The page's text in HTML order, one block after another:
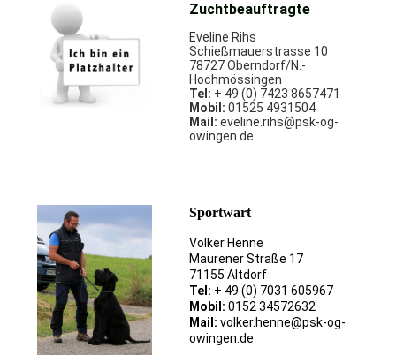
Zuchtbeauftragte
Eveline Rihs
Schießmauerstrasse 10
78727 Oberndorf/N.-
Hochmössingen
Tel: + 49 (0) 7423 8657471
Mobil: 01525 4931504
Mail: eveline.rihs@psk-og-
owingen.de
Sportwart
Volker Henne
Maurener Straße 17
71155 Altdorf
Tel: + 49 (0) 7031 605967
Mobil: 0152 34572632
Mail: volker.henne@psk-og-
owingen.de